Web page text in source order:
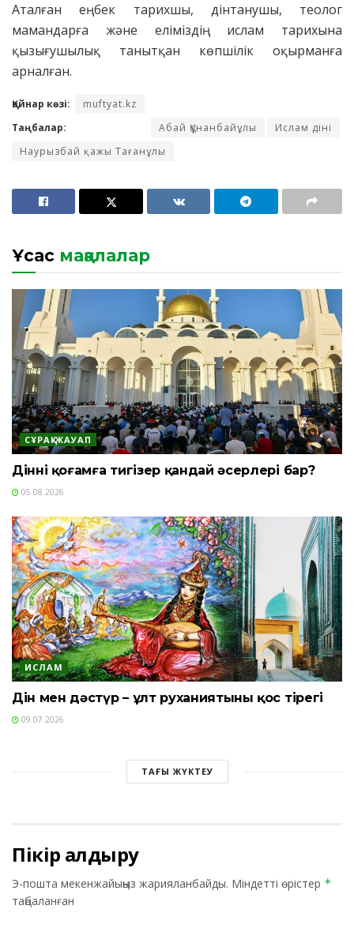
Аталған еңбек тарихшы, дінтанушы, теолог
мамандарға және еліміздің ислам тарихына
қызығушылық танытқан көпшілік оқырманға
арналған.
Қайнар көзі:
muftyat.kz
Таңбалар:
Абай Құнанбайұлы
Ислам діні
Наурызбай қажы Тағанұлы
Ұқсас мақалалар
СҰРАҚ-ЖАУАП
Діннің қоғамға тигізер қандай әсерлері бар?
05.08.2026
ИСЛАМ
Дін мен дәстүр – ұлт руханиятының қос тірегі
09.07.2026
ТАҒЫ ЖҮКТЕУ
Пікір қалдыру
Э-пошта мекенжайыңыз жарияланбайды. Міндетті өрістер *
таңбаланған